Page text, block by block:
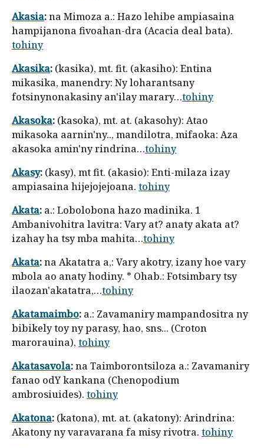
Akasia:na Mimoza a.: Hazo lehibe ampiasaina
hampijanona fivoahan-dra (Acacia deal bata).
tohiny
Akasika: (kasika), mt. fit. (akasiho): Entina
mikasika, manendry: Ny loharantsany
fotsinynonakasiny an'ilay marary…tohiny
Akasoka: (kasoka), mt. at. (akasohy): Atao
mikasoka aarnin'ny.., mandilotra, mifaoka: Aza
akasoka amin'ny rindrina…tohiny
Akasy: (kasy), mt fit. (akasio): Enti-milaza izay
ampiasaina hijejojejoana. tohiny
Akata: a.: Lobolobona hazo madinika. 1
Ambanivohitra lavitra: Vary at? anaty akata at?
izahay ha tsy mba mahita…tohiny
Akata:na Akatatra a,: Vary akotry, izany hoe vary
mbola ao anaty hodiny. * Ohab.: Fotsimbary tsy
ilaozan'akatatra,…tohiny
Akatamaimbo: a.: Zavamaniry mampandositra ny
bibikely toy ny parasy, hao, sns... (Croton
marorauina), tohiny
Akatasavola:na Taimborontsiloza a.: Zavamaniry
fanao odY kankana (Chenopodium
ambrosiuides). tohiny
Akatona: (katona), mt. at. (akatony): Arindrina:
Akatony ny varavarana fa misy rivotra. tohiny